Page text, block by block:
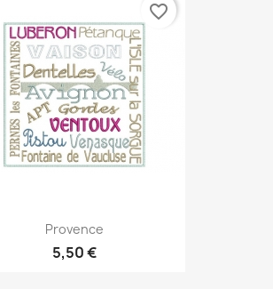
Provence
5,50 €
favorite_border